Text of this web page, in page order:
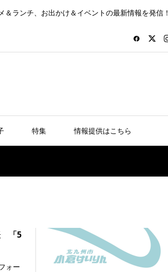
ランチ、お出かけ＆イベントの最新情報を発信！
特集 情報提供はこちら
「5
ォー